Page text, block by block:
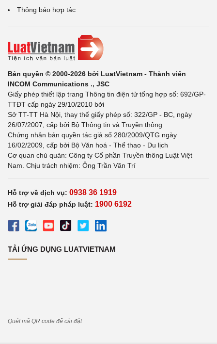
Thông báo hợp tác
Bản quyền © 2000-2026 bởi LuatVietnam - Thành viên
INCOM Communications ., JSC
Giấy phép thiết lập trang Thông tin điện tử tổng hợp số: 692/GP-
TTĐT cấp ngày 29/10/2010 bởi
Sở TT-TT Hà Nội, thay thế giấy phép số: 322/GP - BC, ngày
26/07/2007, cấp bởi Bộ Thông tin và Truyền thông
Chứng nhận bản quyền tác giả số 280/2009/QTG ngày
16/02/2009, cấp bởi Bộ Văn hoá - Thể thao - Du lịch
Cơ quan chủ quản: Công ty Cổ phần Truyền thông Luật Việt
Nam. Chịu trách nhiệm: Ông Trần Văn Trí
Hỗ trợ về dịch vụ: 0938 36 1919
Hỗ trợ giải đáp pháp luật: 1900 6192
TẢI ỨNG DỤNG LUATVIETNAM
Quét mã QR code để cài đặt